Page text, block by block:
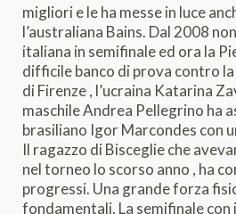
migliori e le ha messe in luce
l’australiana Bains. Dal 2008
italiana in semifinale ed ora la
difficile banco di prova contro
di Firenze , l’ucraina Katarina
maschile Andrea Pellegrino ha
brasiliano Igor Marcondes con
Il ragazzo di Bisceglie che
nel torneo lo scorso anno , ha
progressi. Una grande forza
fondamentali. La semifinale